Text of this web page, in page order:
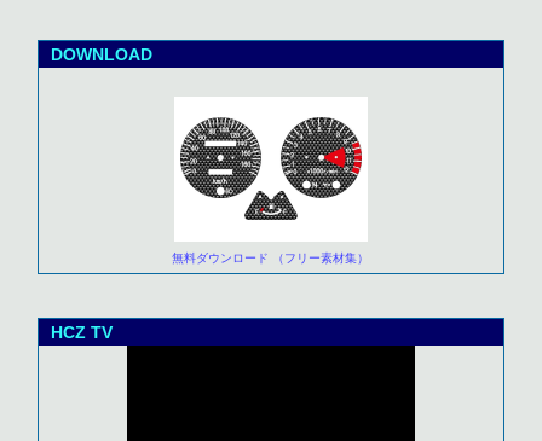
DOWNLOAD
無料ダウンロード （フリー素材集）
HCZ TV